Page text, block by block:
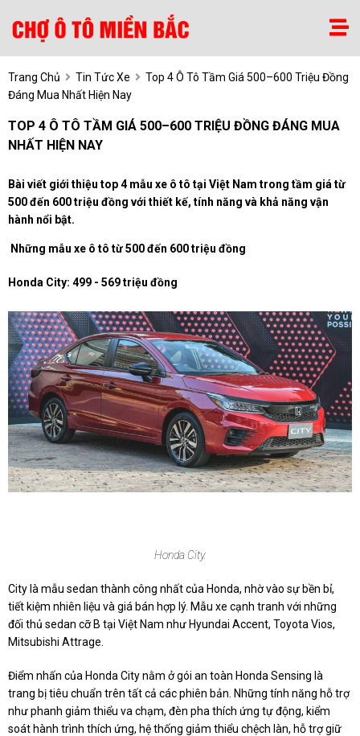
Trang Chủ Tin Tức Xe
Top 4 Ô Tô Tầm Giá 500–600 Triệu Đồng
Đáng Mua Nhất Hiện Nay
TOP 4 Ô TÔ TẦM GIÁ 500–600 TRIỆU ĐỒNG ĐÁNG MUA
NHẤT HIỆN NAY
Bài viết giới thiệu top 4 mẫu xe ô tô tại Việt Nam trong tầm giá từ
500 đến 600 triệu đồng với thiết kế, tính năng và khả năng vận
hành nổi bật.
Những mẫu xe ô tô từ 500 đến 600 triệu đồng
Honda City: 499 - 569 triệu đồng
Honda City.
City là mẫu sedan thành công nhất của Honda, nhờ vào sự bền bỉ,
tiết kiệm nhiên liệu và giá bán hợp lý. Mẫu xe cạnh tranh với những
đối thủ sedan cỡ B tại Việt Nam như Hyundai Accent, Toyota Vios,
Mitsubishi Attrage.
Điểm nhấn của Honda City nằm ở gói an toàn Honda Sensing là
trang bị tiêu chuẩn trên tất cả các phiên bản. Những tính năng hỗ trợ
như phanh giảm thiểu va chạm, đèn pha thích ứng tự động, kiểm
soát hành trình thích ứng, hệ thống giảm thiểu chệch làn, hỗ trợ giữ